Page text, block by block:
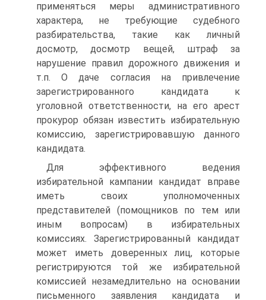
применяться меры административного
характера, не требующие судебного
разбирательства, такие как личный
досмотр, досмотр вещей, штраф за
нарушение правил дорожного движения и
т.п. О даче согласия на привлечение
зарегистрированного кандидата к
уголовной ответственности, на его арест
прокурор обязан известить избирательную
комиссию, зарегистрировавшую данного
кандидата.
Для эффективного ведения
избирательной кампании кандидат вправе
иметь своих уполномоченных
представителей (помощников по тем или
иным вопросам) в избирательных
комиссиях. Зарегистрированный кандидат
может иметь доверенных лиц, которые
регистрируются той же избирательной
комиссией незамедлительно на основании
письменного заявления кандидата и